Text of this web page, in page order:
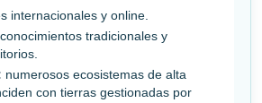
internacionales y online.
tradicionales y
numerosos ecosistemas de alta
con tierras gestionadas por